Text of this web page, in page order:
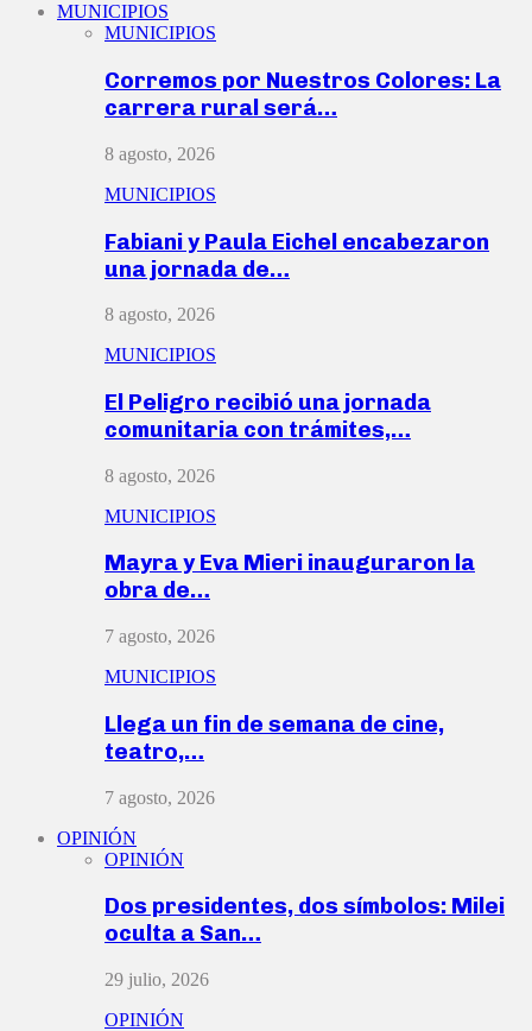
MUNICIPIOS
MUNICIPIOS
Corremos por Nuestros Colores: La
carrera rural será…
8 agosto, 2026
MUNICIPIOS
Fabiani y Paula Eichel encabezaron
una jornada de…
8 agosto, 2026
MUNICIPIOS
El Peligro recibió una jornada
comunitaria con trámites,…
8 agosto, 2026
MUNICIPIOS
Mayra y Eva Mieri inauguraron la
obra de…
7 agosto, 2026
MUNICIPIOS
Llega un fin de semana de cine,
teatro,…
7 agosto, 2026
OPINIÓN
OPINIÓN
Dos presidentes, dos símbolos: Milei
oculta a San…
29 julio, 2026
OPINIÓN